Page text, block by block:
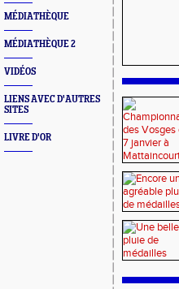
MÉDIATHÈQUE
MÉDIATHÈQUE 2
VIDÉOS
LIENS AVEC D'AUTRES
SITES
LIVRE D'OR